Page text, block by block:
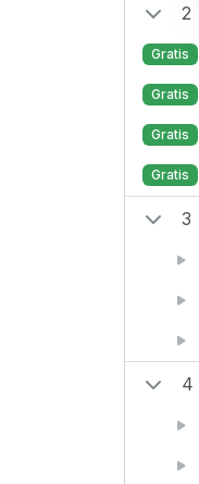
2
Gratis
Gratis
Gratis
Gratis
3
4